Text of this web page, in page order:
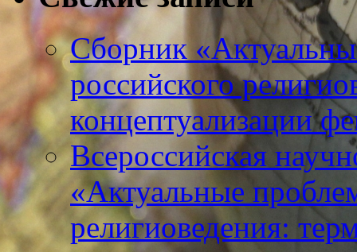
Сборник
российского
концептуализации
Всероссийская
«Актуальные
религиоведения: